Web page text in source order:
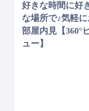
好きな時間に好
な場所で♪気軽
部屋内見【360°
ュー】